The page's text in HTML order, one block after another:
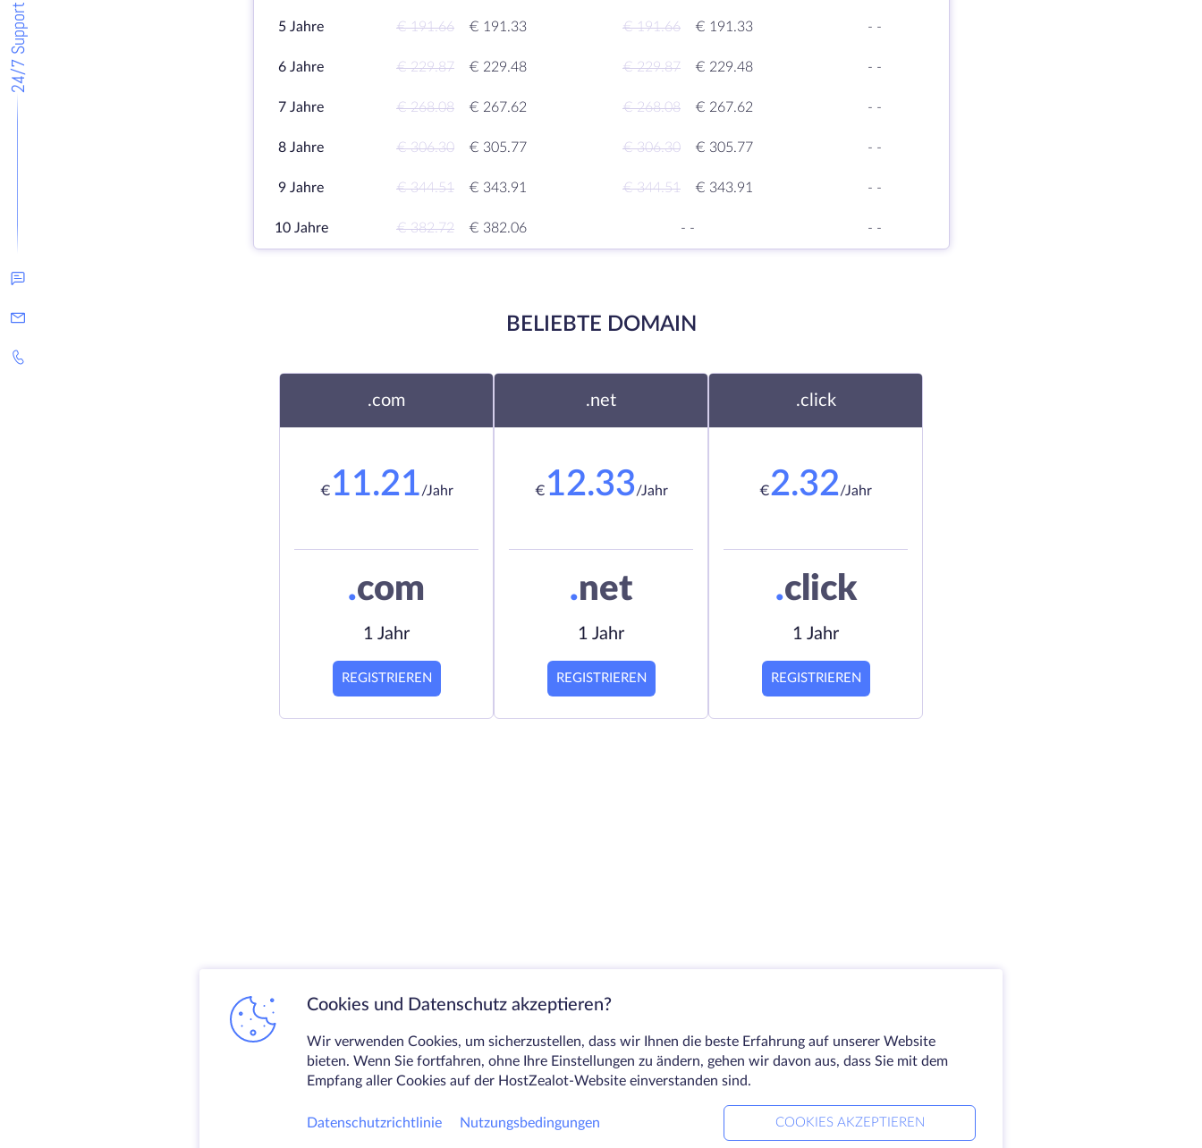
24/7 Support 5 Jahre € 191.66 € 191.33 € 191.66 € 191.33 - -
6 Jahre € 229.87 € 229.48 € 229.87 € 229.48 - -
7 Jahre € 268.08 € 267.62 € 268.08 € 267.62 - -
8 Jahre € 306.30 € 305.77 € 306.30 € 305.77 - -
9 Jahre € 344.51 € 343.91 € 344.51 € 343.91 - -
10 Jahre € 382.72 € 382.06 - - - -
BELIEBTE DOMAIN
.com
€ 11.21/Jahr
.com
1 Jahr
REGISTRIEREN
.net
€ 12.33/Jahr
.net
1 Jahr
REGISTRIEREN
.click
€2.32/Jahr
.click
1 Jahr
REGISTRIEREN
Cookies und Datenschutz akzeptieren?
Wir verwenden Cookies, um sicherzustellen, dass wir Ihnen die beste Erfahrung auf unserer Website
bieten. Wenn Sie fortfahren, ohne Ihre Einstellungen zu ändern, gehen wir davon aus, dass Sie mit dem
Empfang aller Cookies auf der HostZealot-Website einverstanden sind.
Datenschutzrichtlinie Nutzungsbedingungen COOKIES AKZEPTIEREN